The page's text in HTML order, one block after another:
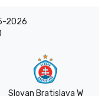
2026
Slovan Bratislava W